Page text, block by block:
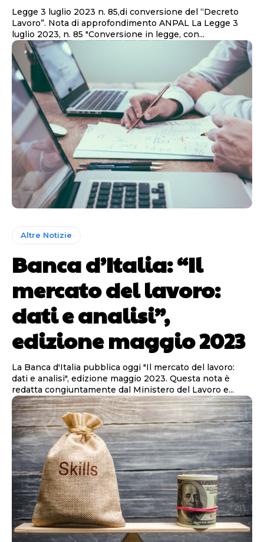
Legge 3 luglio 2023 n. 85,di conversione del “Decreto
Lavoro”. Nota di approfondimento ANPAL La Legge 3
luglio 2023, n. 85 "Conversione in legge, con...
Altre Notizie
Banca d’Italia: “Il
mercato del lavoro:
dati e analisi”,
edizione maggio 2023
La Banca d'Italia pubblica oggi "Il mercato del lavoro:
dati e analisi", edizione maggio 2023. Questa nota è
redatta congiuntamente dal Ministero del Lavoro e...